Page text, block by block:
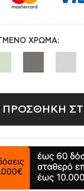
ΧΡΩΜΑ:
ΠΡΟΣΘΗΚΗ